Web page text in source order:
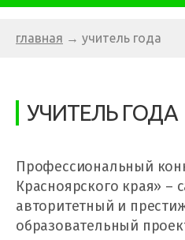
главная → учитель года
УЧИТЕЛЬ ГОДА
Профессиональный
Красноярского края» –
авторитетный и
образовательный